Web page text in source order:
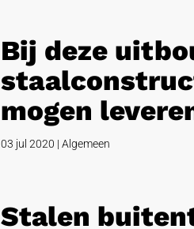
Bij deze
mogen
03 jul 2020 | Algemeen
Stalen